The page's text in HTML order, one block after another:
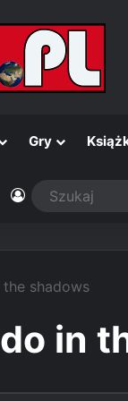
Gry
DiscordZaloguj
shadows
in